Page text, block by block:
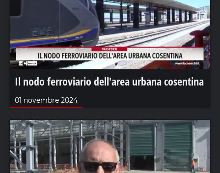
Il nodo ferroviario dell'area urbana cosentina
01 novembre 2024